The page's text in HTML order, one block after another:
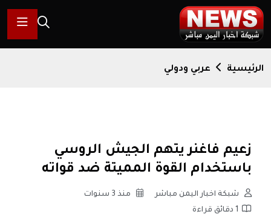
الرئيسية عربي ودولي
زعيم فاغنر يتهم الجيش الروسي
باستخدام القوة المميتة ضد قواته
شبكة اخبار اليمن مباشر
منذ 3 سنوات
1 دقائق قراءة